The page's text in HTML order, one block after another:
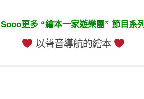
Sooo更多 “繪本一家遊樂團” 節目系列
以聲音導航的繪本